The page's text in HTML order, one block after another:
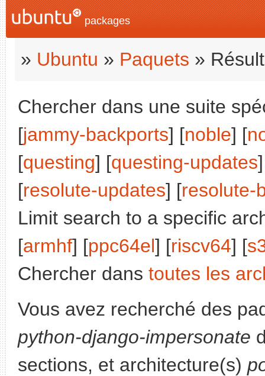
packages
» Ubuntu » Paquets »
Chercher dans une suite
[jammy-backports] [noble] [
[questing] [questing-updates
[resolute-updates] [resolute-
Limit search to a specific
[armhf] [ppc64el] [riscv64] [
Chercher dans toutes les
Vous avez recherché des
python-django-impersonate
sections, et architecture(s)